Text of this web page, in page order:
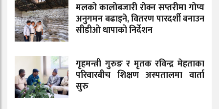
मलको कालोबजारी रोक्न सप्तरीमा गोप्य
अनुगमन बढाइने, वितरण पारदर्शी बनाउन
सीडीओ थापाको निर्देशन
गृहमन्त्री गुरुङ र मृतक रविन्द्र मेहताका
परिवारबीच शिक्षण अस्पतालमा वार्ता
सुरु